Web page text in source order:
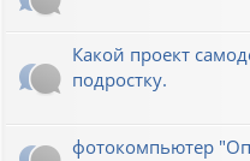
Какой проект
подростку.
фотокомпьютер